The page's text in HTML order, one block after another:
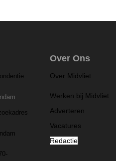
Over Ons
Over Midvliet
Werken bij Midvliet
Adverteren
Vacatures
Redactie